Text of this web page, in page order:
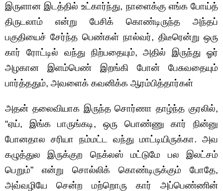
இருளான இடத்தில் உட்கார்ந்து, நாளைக்கு எங்க போய்த்
திருடலாம் என்று பேசிக் கொண்டிருந்த அந்தப்
பகுதியைச் சேர்ந்த பெண்கள் நால்வர், திடீரென்று ஒரு
கார் ரோட்டில் வந்து நிற்பதையும், அதில் இருந்து ஓர்
அழகான இளம்பெண் இறங்கி போன் பேசுவதையும்
பார்த்ததும், அவளைக் கவனிக்க ஆரம்பித்தார்கள்
அதன் தலைவியாக இருந்த சொர்ணா தாழ்ந்த குரலில்,
“ஏய், இங்க பாருங்கடி, ஒரு பொண்ணு கார் நின்னு
போனதால சரியா நம்மட்ட வந்து மாட்டியிருக்கா. அவ
கழுத்துல இருக்குற நெக்லஸ் மட்டுமே பல இலட்சம்
பெறும்” என்று சொல்லிக் கொண்டிருக்கும் போதே,
அவ்வழியே சென்ற மற்றொரு கார் அப்பெண்ணின்